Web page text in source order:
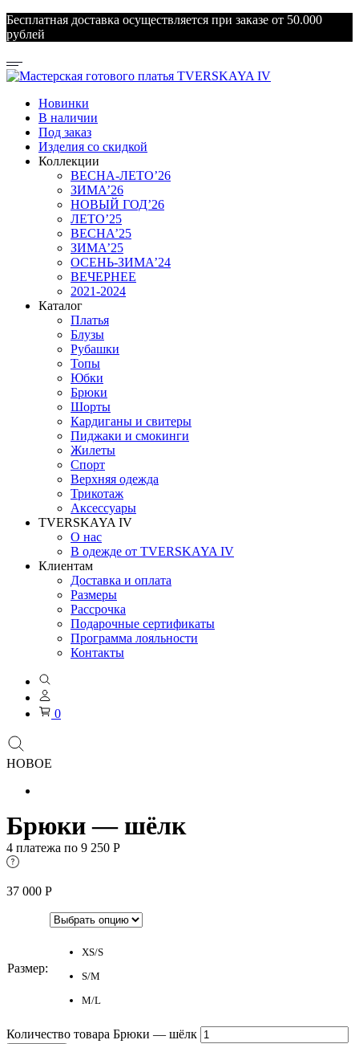
Бесплатная доставка осуществляется при заказе от 50.000
рублей
Новинки
В наличии
Под заказ
Изделия со скидкой
Коллекции
ВЕСНА-ЛЕТО’26
ЗИМА’26
НОВЫЙ ГОД’26
ЛЕТО’25
ВЕСНА’25
ЗИМА’25
ОСЕНЬ-ЗИМА’24
ВЕЧЕРНЕЕ
2021-2024
Каталог
Платья
Блузы
Рубашки
Топы
Юбки
Брюки
Шорты
Кардиганы и свитеры
Пиджаки и смокинги
Жилеты
Спорт
Верхняя одежда
Трикотаж
Аксессуары
TVERSKAYA IV
О нас
В одежде от TVERSKAYA IV
Клиентам
Доставка и оплата
Размеры
Рассрочка
Подарочные сертификаты
Программа лояльности
Контакты
0
НОВОЕ
Брюки — шёлк
4 платежа по 9 250 Р
37 000 Р
Размер:
XS/S
S/M
M/L
Количество товара Брюки — шёлк